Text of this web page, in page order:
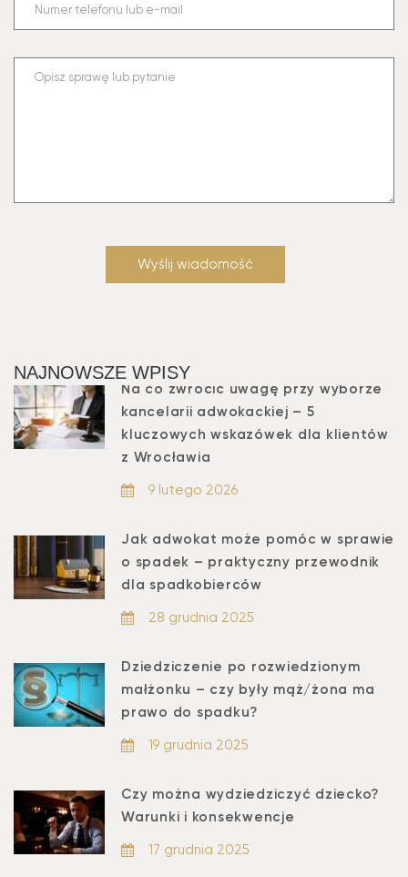
NAJNOWSZE WPISY
Na co zwrócić uwagę przy wyborze
kancelarii adwokackiej – 5
kluczowych wskazówek dla klientów
z Wrocławia
9 lutego 2026
Jak adwokat może pomóc w sprawie
o spadek – praktyczny przewodnik
dla spadkobierców
28 grudnia 2025
Dziedziczenie po rozwiedzionym
małżonku – czy były mąż/żona ma
prawo do spadku?
19 grudnia 2025
Czy można wydziedziczyć dziecko?
Warunki i konsekwencje
17 grudnia 2025